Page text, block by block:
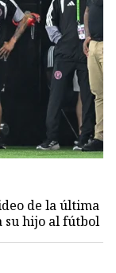
de la última
su hijo al fútbol